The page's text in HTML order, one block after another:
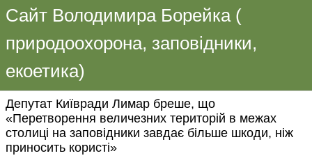
Сайт Володимира Борейка (
природоохорона, заповідники,
екоетика)
Депутат Київради Лимар бреше, що
«Перетворення величезних територій в межах
столиці на заповідники завдає більше шкоди, ніж
приносить користі»